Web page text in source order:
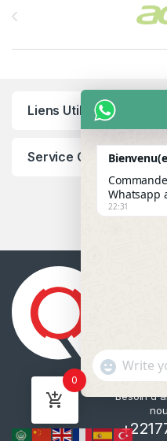
Liens Utiles
Service Client
Besoin
0
Whatsapp
22:31
"
+
c
a
WhatsApp